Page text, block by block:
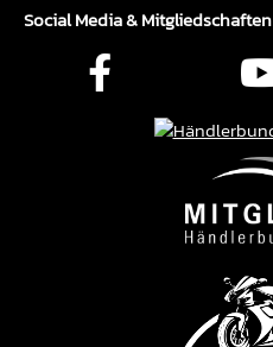
Social Media & Mitgliedschaften